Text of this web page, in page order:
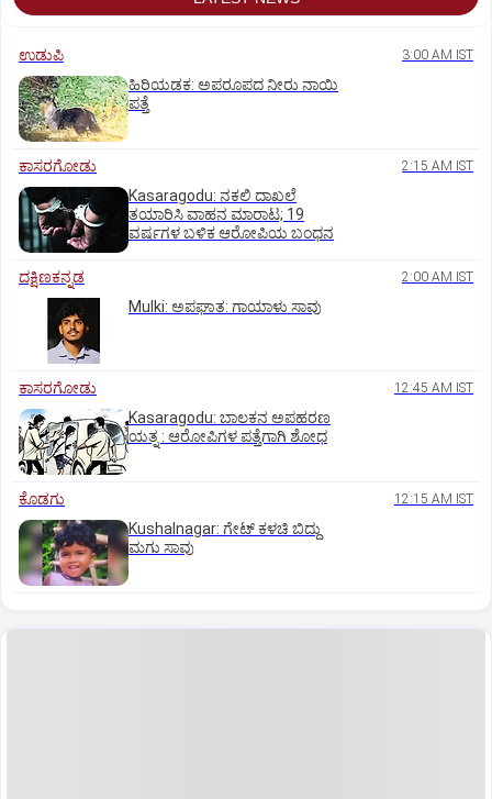
ಉಡುಪಿ 3:00 AM IST
ಹಿರಿಯಡಕ: ಅಪರೂಪದ ನೀರು ನಾಯಿ
ಪತ್ತೆ
ಕಾಸರಗೋಡು 2:15 AM IST
Kasaragodu: ನಕಲಿ ದಾಖಲೆ
ತಯಾರಿಸಿ ವಾಹನ ಮಾರಾಟ; 19
ವರ್ಷಗಳ ಬಳಿಕ ಆರೋಪಿಯ ಬಂಧನ
ದಕ್ಷಿಣಕನ್ನಡ 2:00 AM IST
Mulki: ಅಪಘಾತ: ಗಾಯಾಳು ಸಾವು
ಕಾಸರಗೋಡು 12:45 AM IST
Kasaragodu: ಬಾಲಕನ ಅಪಹರಣ
ಯತ್ನ : ಆರೋಪಿಗಳ ಪತ್ತೆಗಾಗಿ ಶೋಧ
ಕೊಡಗು 12:15 AM IST
Kushalnagar: ಗೇಟ್ ಕಳಚಿ ಬಿದ್ದು
ಮಗು ಸಾವು